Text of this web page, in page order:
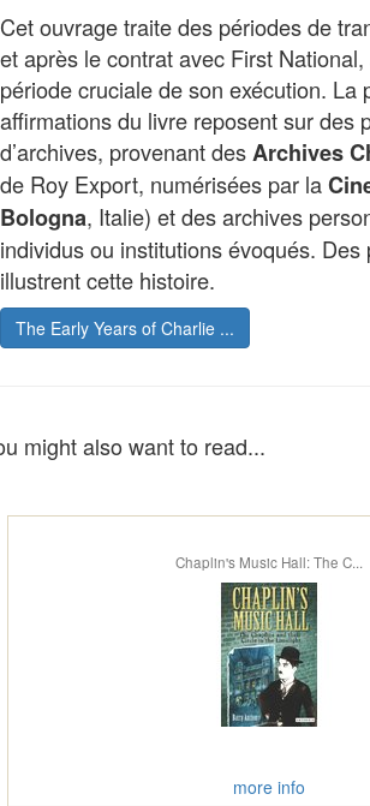
Cet ouvrage traite des périodes de
et après le contrat avec First
période cruciale de son exécution. La
affirmations du livre reposent sur des
d’archives, provenant desArchives
de Roy Export, numérisées par la
Bologna, Italie) et des archives
individus ou institutions évoqués. Des
illustrent cette histoire.
The Early Years of Charlie ...
might also want to read...
Chaplin's Music Hall: The C...
more info